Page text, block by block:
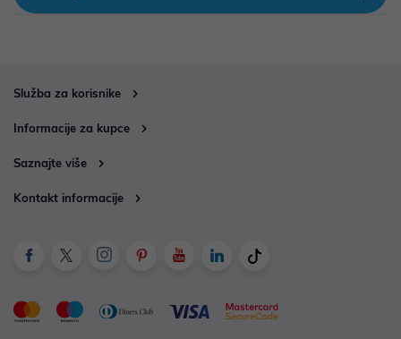
Služba za korisnike
Informacije za kupce
Saznajte više
Kontakt informacije